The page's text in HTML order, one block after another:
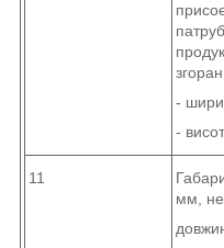
-
-
11
мм, не